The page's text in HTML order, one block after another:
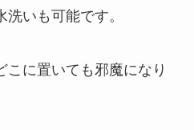
いも可能です。
こに置いても邪魔になり